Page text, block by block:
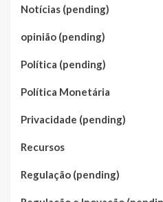
Notícias (pending)
opinião (pending)
Política (pending)
Política Monetária
Privacidade (pending)
Recursos
Regulação (pending)